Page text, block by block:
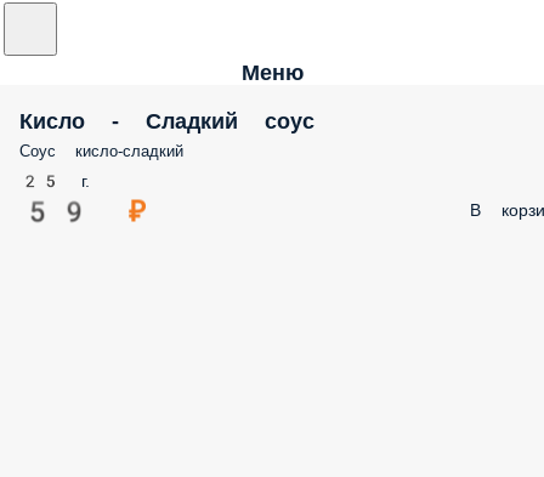
Меню
Кисло - Сладкий соус
Соус кисло-сладкий
25 г.
59 ₽ В